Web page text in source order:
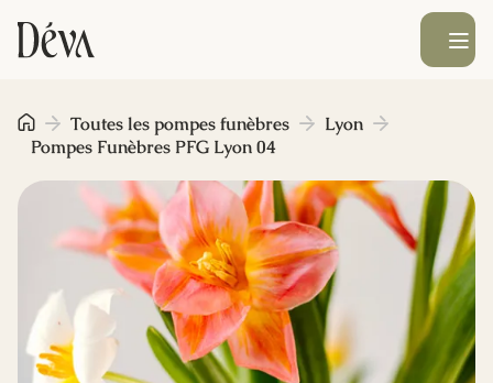
Obsèques
Prévoyance
Monument funéraire
Livraison de fleurs
Ouvrir le
Toutes les pompes funèbres
Lyon
Pompes Funèbres PFG Lyon 04